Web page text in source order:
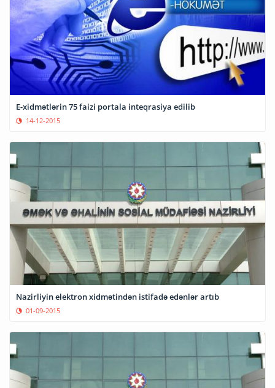
E-xidmətlərin 75 faizi portala inteqrasiya edilib
14-12-2015
Nazirliyin elektron xidmətindən istifadə edənlər artıb
01-09-2015